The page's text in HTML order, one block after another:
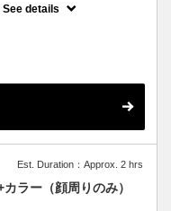
See details
Est. Duration：Approx. 2 hrs
ラー（顔周りのみ）